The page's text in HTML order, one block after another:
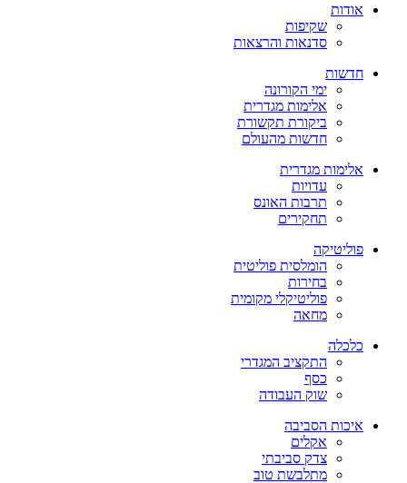
אודות
שקיפות
סדנאות והרצאות
חדשות
ימי הקורונה
אלימות מגדרית
ביקורת תקשורת
חדשות מהעולם
אלימות מגדרית
עדויות
תרבות האונס
תחקירים
פוליטיקה
הומלסית פוליטית
בחירות
פוליטיקלי מקומית
מחאה
כלכלה
התקציב המגדרי
כסף
שוק העבודה
איכות הסביבה
אקלים
צדק סביבתי
מתלבשת טוב